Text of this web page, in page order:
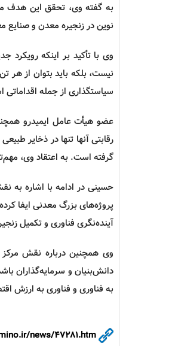
به گفته وی، تحقق این هدف
نوین در زنجیره معدن و
وی با تأکید بر اینکه
نیست، بلکه باید بتوان از هر
سیاستگذاری از جمله اقداماتی
عضو هیأت عامل ایمیدرو
رقابتی آنها تنها در ذخایر
گرفته است. به اعتقاد وی،
حسینی در ادامه با اشاره
پروژه‌های بزرگ معدنی ایفا
آینده‌نگری فناوری و تکمیل
وی همچنین درباره نقش مرکز
دانش‌بنیان و سرمایه‌گذاران
به فناوری و فناوریبه ارزش